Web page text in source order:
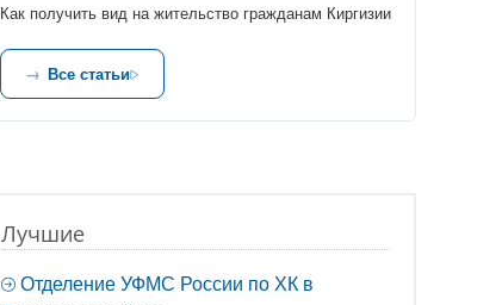
Как получить вид на жительство гражданам Киргизии
Все статьи
Лучшие
Отделение УФМС России по ХК в